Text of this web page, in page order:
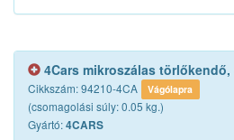
TURTLE WAX
4Cars mikroszálas törlőkendő,
Cikkszám: 94210-4CA Vágólapra
(csomagolási súly: 0.05 kg.)
Gyártó:4CARS